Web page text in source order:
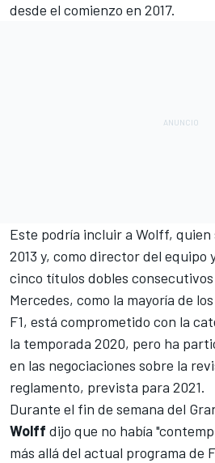
desde el comienzo en 2017.
Este podría incluir a Wolff, quien
2013 y, como director del equipo
cinco títulos dobles
Mercedes, como la mayoría de
F1, está comprometido con la
la temporada 2020, pero ha
en las negociaciones sobre la
reglamento, prevista para 2021.
Durante el fin de semana del
Wolff dijo que no había
más allá del actual programa de